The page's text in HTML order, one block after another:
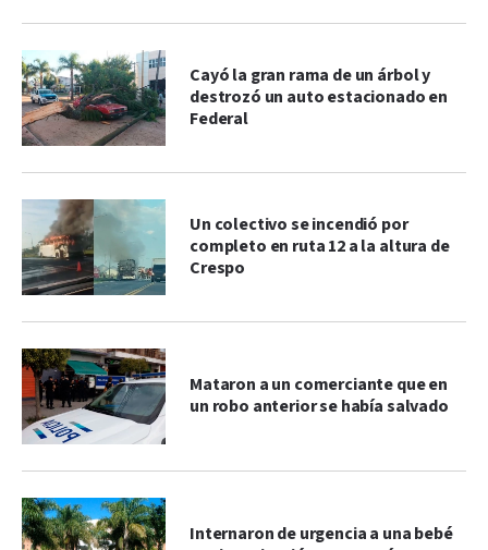
Cayó la gran rama de un árbol y
destrozó un auto estacionado en
Federal
Un colectivo se incendió por
completo en ruta 12 a la altura de
Crespo
Mataron a un comerciante que en
un robo anterior se había salvado
Internaron de urgencia a una bebé